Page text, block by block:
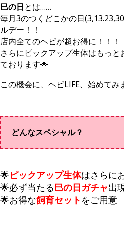
巳の日とは……
毎月3のつくどこかの日
ルデー！！
店内全てのヘビが超お得に！！！
さらにピックアップ生体はもっ
ております🌟
この機会に、ヘビLIFE、始めてみ
どんなスペシャル？
🌟ピックアップ生体はさらに
🌟必ず当たる巳の日ガチャ出
🌟お得な飼育セット をご用意